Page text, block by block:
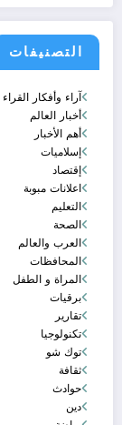
التصنيفات
آراء وأفكار القراء
أخبار العالم
أهم الأخبار
إسلاميات
إقتصاد
اعلانات مبوبة
التعليم
الصحة
العرب والعالم
المحافظات
المراة و الطفل
برقيات
تقارير
تكنولوجيا
توك شو
ثقافة
حوادث
دين